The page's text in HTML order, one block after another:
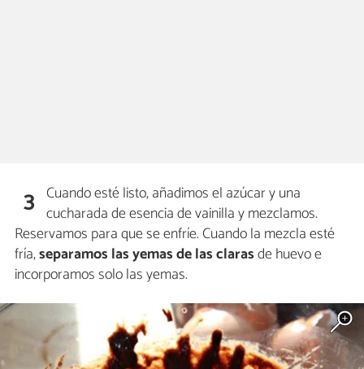
3 Cuando esté listo, añadimos el azúcar y una
cucharada de esencia de vainilla y mezclamos.
Reservamos para que se enfríe. Cuando la mezcla esté
fría,separamos las yemas de las clarasde huevo e
incorporamos solo las yemas.